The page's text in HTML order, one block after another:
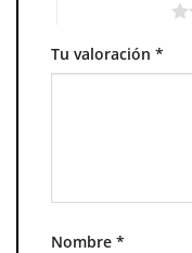
Tu valoración *
Nombre *